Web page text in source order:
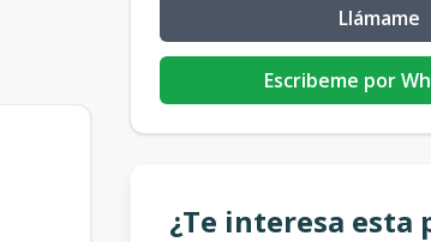
Llámame
Escribeme por
¿Te interesa esta